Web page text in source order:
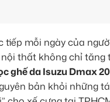
mỗi ngày của
thất không chỉ
ghế da Isuzu Dmax
bản khỏi những